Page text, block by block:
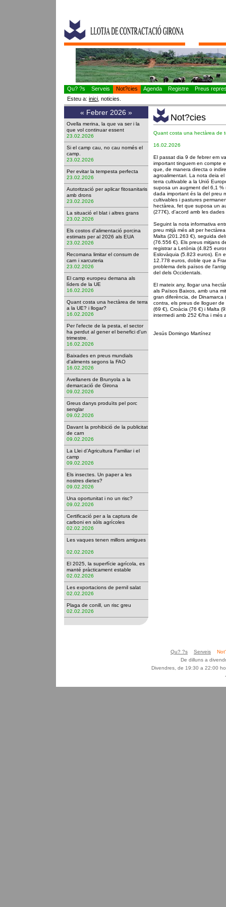
Qu? ?s Serveis Not?cies Agenda Registre
Preus
Esteu a: inici , noticies.
« Febrer 2026 »
Ovella merina, la que va ser i la
que vol continuar essent
23.02.2026
Si el camp cau, no cau només el
camp.
23.02.2026
Per evitar la tempesta perfecta
23.02.2026
Autorització per aplicar fitosanitaris
amb drons
23.02.2026
La situació el blat i altres grans
23.02.2026
Els costos d'alimentació porcina
estimats per al 2026 als EUA
23.02.2026
Recomana limitar el consum de
carn i xarcuteria
23.02.2026
El camp europeu demana als
líders de la UE
16.02.2026
Quant costa una hectàrea de terra
a la UE? i llogar?
16.02.2026
Per l'efecte de la pesta, el sector
ha perdut al gener el benefici d'un
trimestre.
16.02.2026
Baixades en preus mundials
d'aliments segons la FAO
16.02.2026
Avellaners de Brunyola a la
demarcació de Girona
09.02.2026
Greus danys produïts pel porc
senglar
09.02.2026
Davant la prohibició de la publicitat
de carn
09.02.2026
La Llei d’Agricultura Familiar i el
camp
09.02.2026
Els insectes. Un paper a les
nostres dietes?
09.02.2026
Una oportunitat i no un risc?
09.02.2026
Certificació per a la captura de
carboni en sòls agrícoles
02.02.2026
Les vaques tenen millors amigues
02.02.2026
El 2025, la superfície agrícola, es
manté pràcticament estable
02.02.2026
Les exportacions de pernil salat
02.02.2026
Plaga de conill, un risc greu
02.02.2026
Not?cies
Quant costa una hectàrea de
16.02.2026
El passat dia 9 de febrer em
important tinguem en compte
que, de manera directa o
agroalimentari. La nota deia
terra cultivable a la Unió
suposa un augment del 6,1
dada important és la del preu
cultivables i pastures
hectàrea, fet que suposa un
(277€), d'acord amb les dades
Seguint la nota informativa
preu mitjà més alt per
Malta (201.263 €), seguida
(76.556 €). Els preus mitjans
registrar a Letònia (4.825
Eslovàquia (5.823 euros). En
12.778 euros, doble que a
problema dels països de
del dels Occidentals.
El mateix any, llogar una
als Països Baixos, amb una
gran diferència, de Dinamarca
contra, els preus de lloguer
(69 €), Croàcia (76 €) i Malta
intermedi amb 252 €/ha i més
Jesús Domingo Martínez
Qu? ?s Serveis
De dilluns a
Divendres, de 19:30 a 22:00